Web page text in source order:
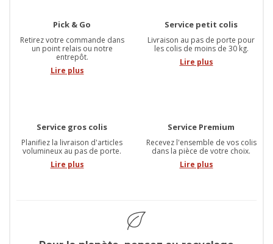
Pick & Go
Retirez votre commande dans
un point relais ou notre
entrepôt.
Lire plus
Service petit colis
Livraison au pas de porte pour
les colis de moins de 30 kg.
Lire plus
Service gros colis
Planifiez la livraison d'articles
volumineux au pas de porte.
Lire plus
Service Premium
Recevez l'ensemble de vos colis
dans la pièce de votre choix.
Lire plus